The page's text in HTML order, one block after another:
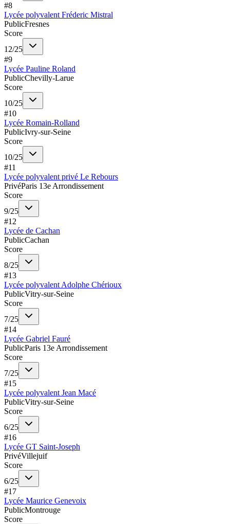
#8
Lycée polyvalent Fréderic Mistral
PublicFresnes
Score
12/25
#9
Lycée Pauline Roland
PublicChevilly-Larue
Score
10/25
#10
Lycée Romain-Rolland
PublicIvry-sur-Seine
Score
10/25
#11
Lycée polyvalent privé Le Rebours
PrivéParis 13e Arrondissement
Score
9/25
#12
Lycée de Cachan
PublicCachan
Score
8/25
#13
Lycée polyvalent Adolphe Chérioux
PublicVitry-sur-Seine
Score
7/25
#14
Lycée Gabriel Fauré
PublicParis 13e Arrondissement
Score
7/25
#15
Lycée polyvalent Jean Macé
PublicVitry-sur-Seine
Score
6/25
#16
Lycée GT Saint-Joseph
PrivéVillejuif
Score
6/25
#17
Lycée Maurice Genevoix
PublicMontrouge
Score